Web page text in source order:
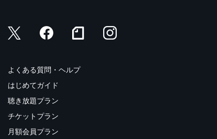
よくある質問・ヘルプ
はじめてガイド
聴き放題プラン
チケットプラン
月額会員プラン